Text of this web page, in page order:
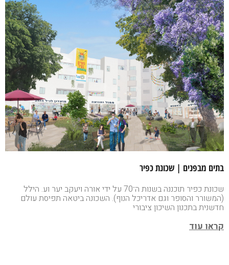
בתים מבפנים | שכונת כפיר
שכונת כפיר תוכננה בשנות ה־70 על ידי אורה ויעקב יער וע. הילל
(המשורר והסופר וגם אדריכל הנוף). השכונה ביטאה תפיסת עולם
חדשנית בתכנון השיכון ציבורי
קראו עוד